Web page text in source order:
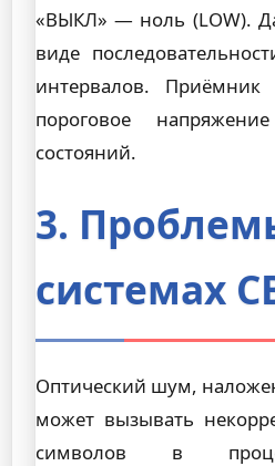
«ВЫКЛ» — ноль (LOW).
виде
интервалов.
пороговое
состояний.
3.
системах
Оптический шум,
может вызывать
символов в